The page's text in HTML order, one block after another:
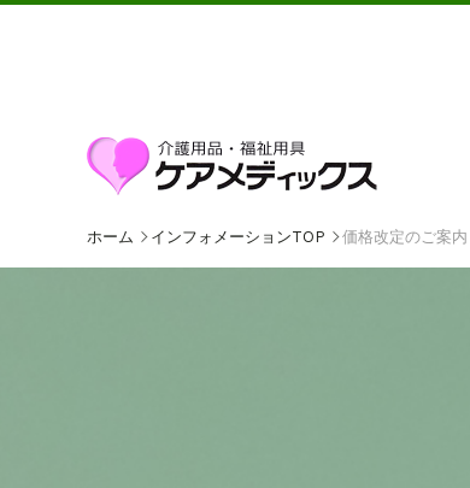
ホーム インフォメーションTOP 価格改定のご案内